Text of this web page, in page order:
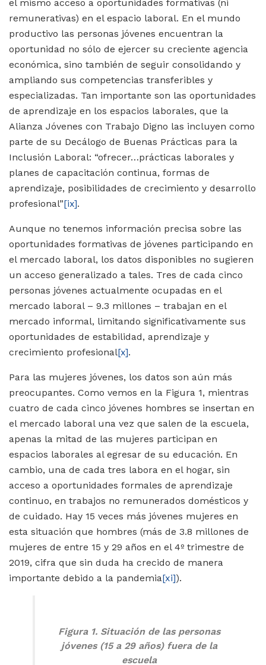
el mismo acceso a oportunidades formativas (ni
remunerativas) en el espacio laboral. En el mundo
productivo las personas jóvenes encuentran la
oportunidad no sólo de ejercer su creciente agencia
económica, sino también de seguir consolidando y
ampliando sus competencias transferibles y
especializadas. Tan importante son las oportunidades
de aprendizaje en los espacios laborales, que la
Alianza Jóvenes con Trabajo Digno las incluyen como
parte de su Decálogo de Buenas Prácticas para la
Inclusión Laboral: “ofrecer…prácticas laborales y
planes de capacitación continua, formas de
aprendizaje, posibilidades de crecimiento y desarrollo
profesional”[ix].
Aunque no tenemos información precisa sobre las
oportunidades formativas de jóvenes participando en
el mercado laboral, los datos disponibles no sugieren
un acceso generalizado a tales. Tres de cada cinco
personas jóvenes actualmente ocupadas en el
mercado laboral – 9.3 millones – trabajan en el
mercado informal, limitando significativamente sus
oportunidades de estabilidad, aprendizaje y
crecimiento profesional[x].
Para las mujeres jóvenes, los datos son aún más
preocupantes. Como vemos en la Figura 1, mientras
cuatro de cada cinco jóvenes hombres se insertan en
el mercado laboral una vez que salen de la escuela,
apenas la mitad de las mujeres participan en
espacios laborales al egresar de su educación. En
cambio, una de cada tres labora en el hogar, sin
acceso a oportunidades formales de aprendizaje
continuo, en trabajos no remunerados domésticos y
de cuidado. Hay 15 veces más jóvenes mujeres en
esta situación que hombres (más de 3.8 millones de
mujeres de entre 15 y 29 años en el 4º trimestre de
2019, cifra que sin duda ha crecido de manera
importante debido a la pandemia[xi]).
Figura 1. Situación de las personas
jóvenes (15 a 29 años) fuera de la
escuela